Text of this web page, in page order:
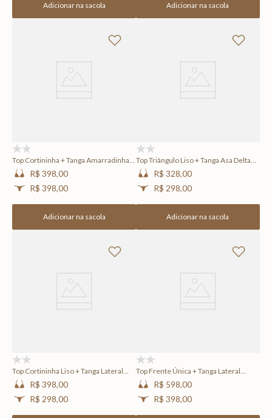
Adicionar na sacola Adicionar na sacola
Top Cortininha + Tanga Amarradinha
Lisa Frame
R$ 398,00
R$ 398,00
Adicionar na sacola
Top Triângulo Liso + Tanga Asa Delta
Lisa Frame
R$ 328,00
R$ 298,00
Adicionar na sacola
Top Cortininha Liso + Tanga Lateral
Larga Lisa Frame
R$ 398,00
R$ 298,00
Top Frente Única + Tanga Lateral
Média Lisa Frame
R$ 598,00
R$ 398,00